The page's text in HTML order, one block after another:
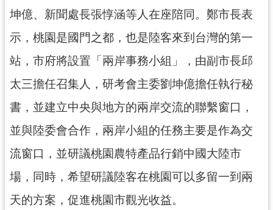
府
資
訊
公
開
回
首
站
坤億、新聞處長張惇涵等人在座陪同。鄭市長表
示，桃園是國門之都，也是陸客來到台灣的第一
站，市府將設置「兩岸事務小組」，由副市長邱
太三擔任召集人，研考會主委劉坤億擔任執行秘
書，並建立中央與地方的兩岸交流的聯繫窗口，
並與陸委會合作，兩岸小組的任務主要是作為交
流窗口，並研議桃園農特產品行銷中國大陸市
場，同時，希望研議陸客在桃園可以多留一到兩
天的方案，促進桃園市觀光收益。